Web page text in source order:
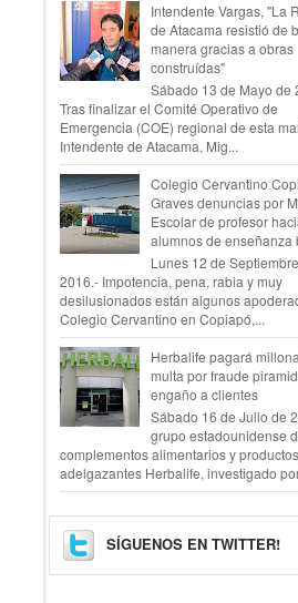
Intendente Vargas, "La
de Atacama resistió de
manera gracias a obras
construídas"
Sábado 13 de Mayo de
Tras finalizar el Comité Operativo de
Emergencia (COE) regional de esta
Intendente de Atacama, Mig...
Colegio Cervantino
Graves denuncias por
Escolar de profesor
alumnos de enseñanza
Lunes 12 de
2016.- Impotencia, pena, rabia y muy
desilusionados están algunos
Colegio Cervantino en Copiapó,...
Herbalife pagará
multa por fraude
engaño a clientes
Sábado 16 de Julio de
grupo estadounidense
complementos alimentarios y productos
adelgazantes Herbalife, investigado
SÍGUENOS EN TWITTER!